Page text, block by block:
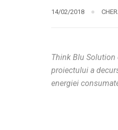
14/02/2018
Think Blu
proiectului a
energiei